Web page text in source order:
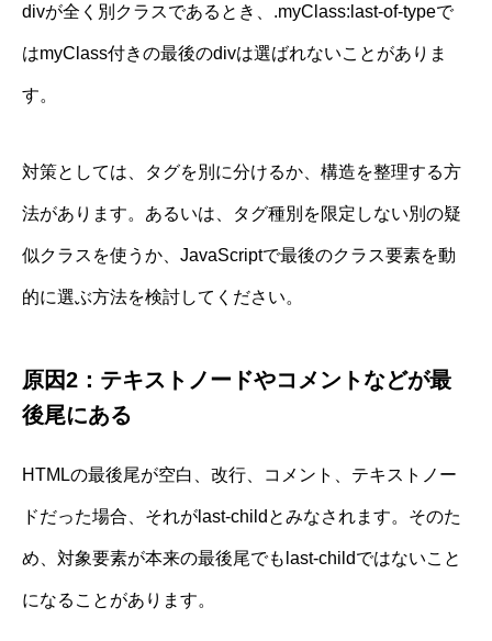
divが全く別クラスであるとき、.myClass:last-of-typeで
はmyClass付きの最後のdivは選ばれないことがありま
す。
対策としては、タグを別に分けるか、構造を整理する方
法があります。あるいは、タグ種別を限定しない別の疑
似クラスを使うか、JavaScriptで最後のクラス要素を動
的に選ぶ方法を検討してください。
原因2：テキストノードやコメントなどが最
後尾にある
HTMLの最後尾が空白、改行、コメント、テキストノー
ドだった場合、それがlast-childとみなされます。そのた
め、対象要素が本来の最後尾でもlast-childではないこと
になることがあります。